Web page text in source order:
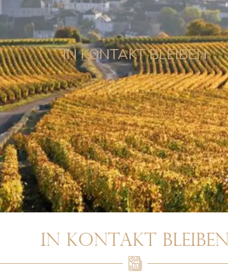
IN KONTAKT BLEIBEN
IN KONTAKT BLEIBEN